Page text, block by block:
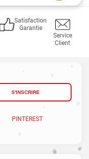
Satisfaction
Garantie
Service
Client
S'INSCRIRE
PINTEREST